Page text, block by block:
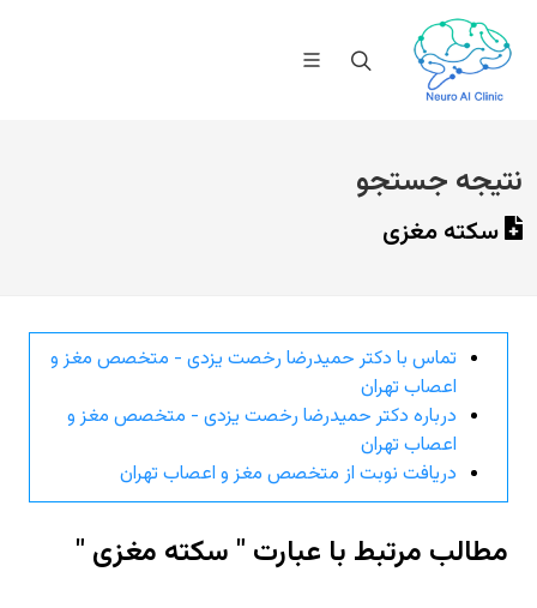
نتیجه جستجو
سکته مغزی
تماس با دکتر حمیدرضا رخصت یزدی - متخصص مغز و
اعصاب تهران
درباره دکتر حمیدرضا رخصت یزدی - متخصص مغز و
اعصاب تهران
دریافت نوبت از متخصص مغز و اعصاب تهران
مطالب مرتبط با عبارت " سکته مغزی "